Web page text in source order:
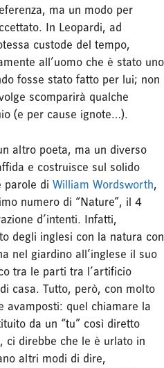
ma un modo per
In Leopardi, ad
custode del tempo,
all’uomo che è stato uno
fosse stato fatto per lui; non
scomparirà qualche
(e per cause ignote…).
altro poeta, ma un diverso
e costruisce sul solido
parole di William Wordsworth,
numero di “Nature”, il 4
d’intenti. Infatti,
degli inglesi con la natura con
nel giardino all’inglese il suo
tra le parti tra l’artificio
casa. Tutto, però, con molto
avamposti: quel chiamare la
da un “tu” così diretto
ci direbbe che le è urlato in
altri modi di dire,